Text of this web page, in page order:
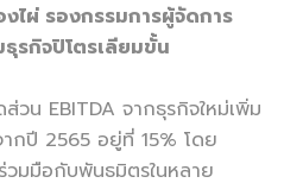
ไผ่ รองกรรมการผู้จัดการ
รกิจปิโตรเลียมขั้น
วน EBITDA จากธุรกิจใหม่เพิ่ม
กปี 2565 อยู่ที่ 15% โดย
วมมือกับพันธมิตรในหลาย